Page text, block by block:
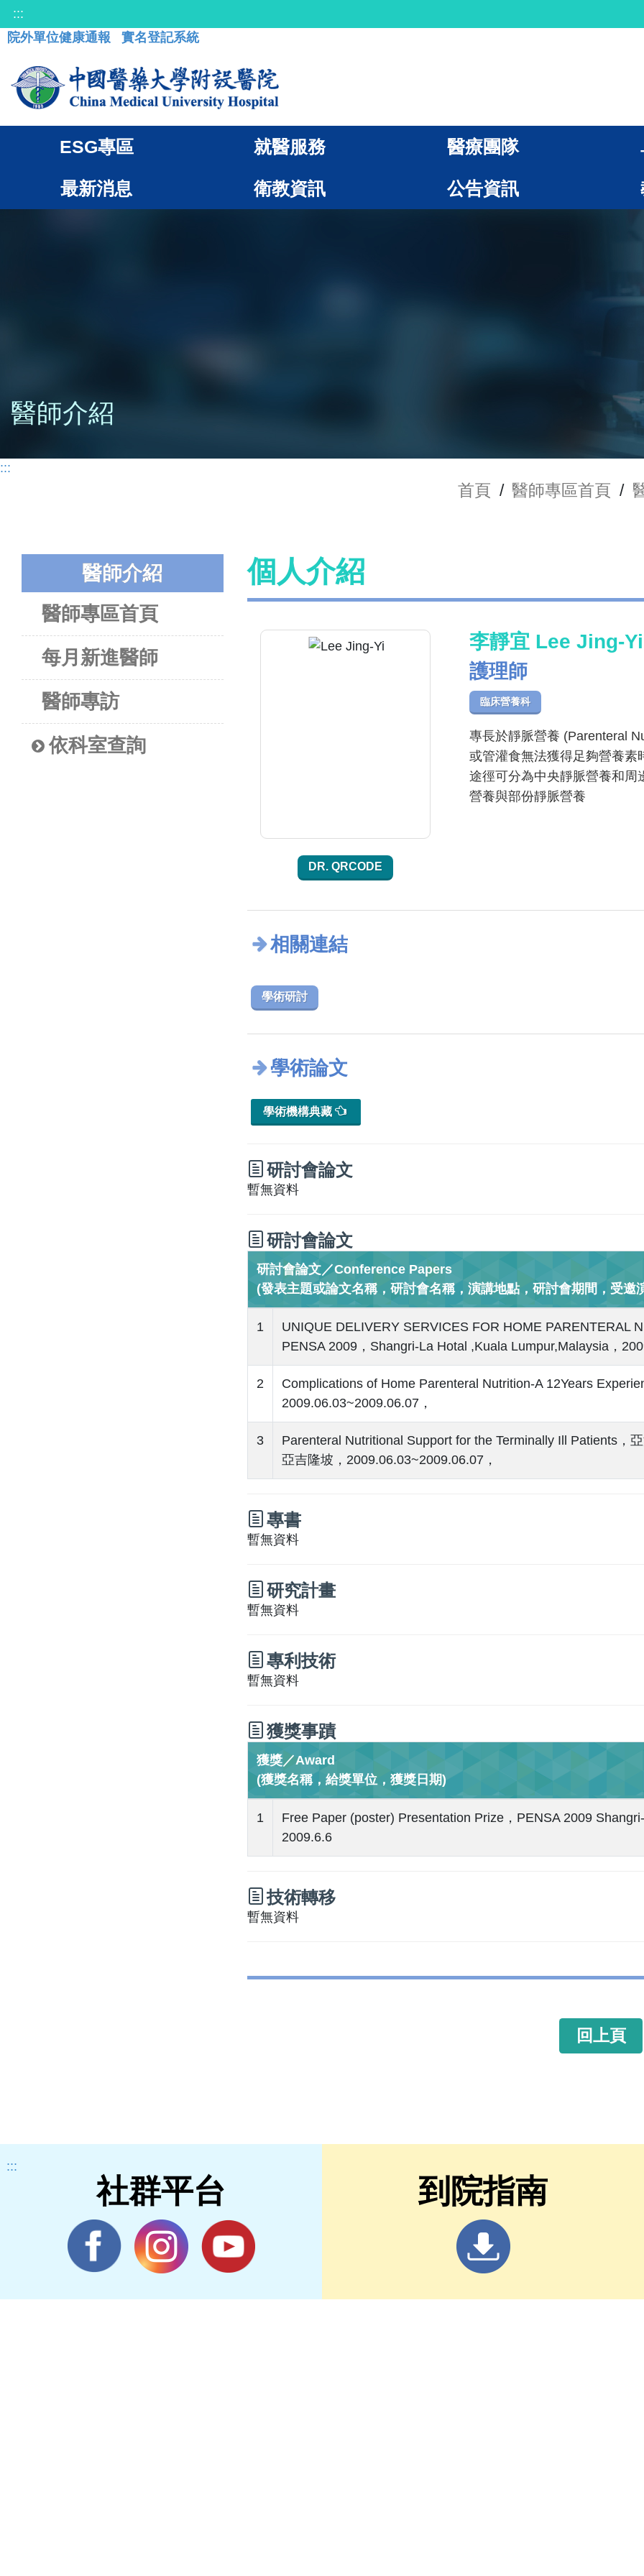
:::
院外單位健康通報
實名登記系統
ESG專區 就醫服務 醫療團隊
最新消息 衛教資訊 公告資訊
醫師介紹
:::
首頁 / 醫師專區首頁 /
醫師介紹
醫師專區首頁
每月新進醫師
醫師專訪
依科室查詢
個人介紹
DR. QRCODE
李靜宜 Lee Jing-Yi
護理師
臨床營養科
專長於靜脈營養 (Parenteral
或管灌食無法獲得足夠營養素
途徑可分為中央靜脈營養和周
營養與部份靜脈營養
相關連結
學術研討
學術論文
學術機構典藏
研討會論文
暫無資料
研討會論文
研討會論文／Conference Papers
(發表主題或論文名稱，研討會名稱，演講地點，研討會期間，受邀
1
UNIQUE DELIVERY SERVICES FOR HOME PARENTERAL
PENSA 2009，Shangri-La Hotal ,Kuala Lumpur,Malaysia，
2
Complications of Home Parenteral Nutrition-A 12Years
2009.06.03~2009.06.07，
3
Parenteral Nutritional Support for the Terminally Ill Patients，
亞吉隆坡，2009.06.03~2009.06.07，
專書
暫無資料
研究計畫
暫無資料
專利技術
暫無資料
獲獎事蹟
獲獎／Award
(獲獎名稱，給獎單位，獲獎日期)
1
Free Paper (poster) Presentation Prize，PENSA 2009
2009.6.6
技術轉移
暫無資料
回上頁
:::
社群平台 到院指南